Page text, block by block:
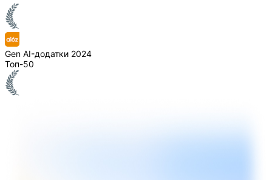
Gen AI-додатки 2024
Топ-50